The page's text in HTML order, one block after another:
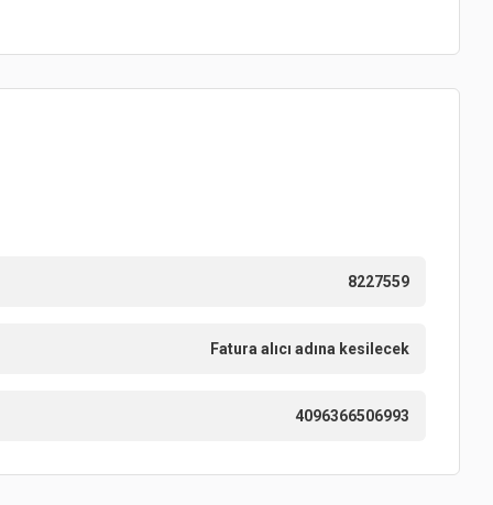
8227559
Fatura alıcı adına kesilecek
4096366506993